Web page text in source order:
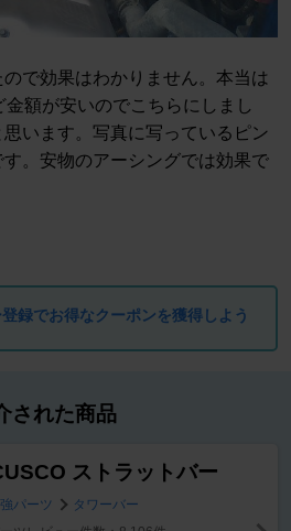
で効果はわかりません。本当は
額が安いのでこちらにしまし
います。写真に写っているピン
。安物のアーシングでは効果で
録でお得なクーポンを獲得しよう
された商品
ストラットバー
パーツ
タワーバー